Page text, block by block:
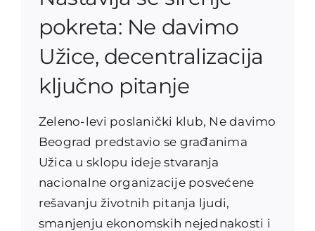
pokreta: Ne davimo
Užice, decentralizacija
ključno pitanje
Zeleno-levi poslanički klub, Ne davimo
Beograd predstavio se građanima
Užica u sklopu ideje stvaranja
nacionalne organizacije posvećene
rešavanju životnih pitanja ljudi,
smanjenju ekonomskih nejednakosti i